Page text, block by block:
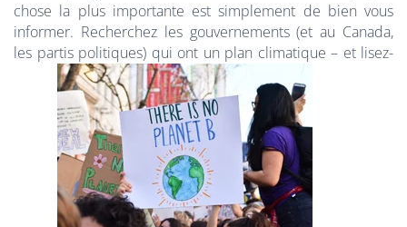
chose la plus importante est simplement de bien vous
informer. Recherchez les gouvernements (et au Canada,
les partis politiques) qui ont un plan climatique – et lisez-